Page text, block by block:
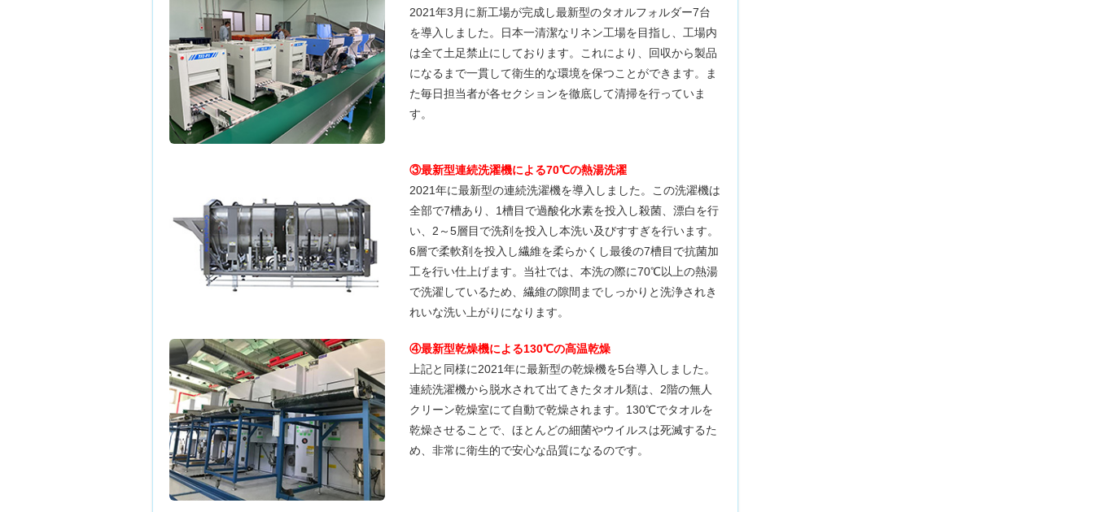
2021年3月に新工場が完成し最新型のタオルフォルダー7台
を導入しました。日本一清潔なリネン工場を目指し、工場内
は全て土足禁止にしております。これにより、回収から製品
になるまで一貫して衛生的な環境を保つことができます。ま
た毎日担当者が各セクションを徹底して清掃を行っていま
す。
③最新型連続洗濯機による70℃の熱湯洗濯
2021年に最新型の連続洗濯機を導入しました。この洗濯機は
全部で7槽あり、1槽目で過酸化水素を投入し殺菌、漂白を行
い、2～5層目で洗剤を投入し本洗い及びすすぎを行います。
6層で柔軟剤を投入し繊維を柔らかくし最後の7槽目で抗菌加
工を行い仕上げます。当社では、本洗の際に70℃以上の熱湯
で洗濯しているため、繊維の隙間までしっかりと洗浄されき
れいな洗い上がりになります。
④最新型乾燥機による130℃の高温乾燥
上記と同様に2021年に最新型の乾燥機を5台導入しました。
連続洗濯機から脱水されて出てきたタオル類は、2階の無人
クリーン乾燥室にて自動で乾燥されます。130℃でタオルを
乾燥させることで、ほとんどの細菌やウイルスは死滅するた
め、非常に衛生的で安心な品質になるのです。